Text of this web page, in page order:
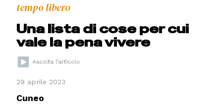
tempo libero
Una lista di cose per cui
vale la pena vivere
29 aprile 2023
Cuneo